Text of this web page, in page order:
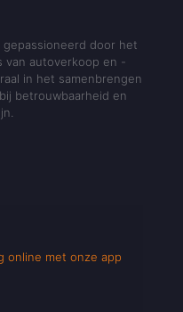
gepassioneerd door het
van autoverkoop en -
in het samenbrengen
betrouwbaarheid en
online met onze app